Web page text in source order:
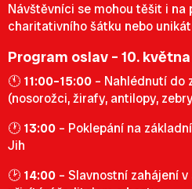
Návštěvníci se mohou těšit i
charitativního šátku nebo
Program oslav – 10.
🕚 11:00–15:00 – Nahlédnutí do
(nosorožci, žirafy, antilopy,
🕐 13:00 – Poklepání na
Jih
🕑 14:00 – Slavnostní zahájení